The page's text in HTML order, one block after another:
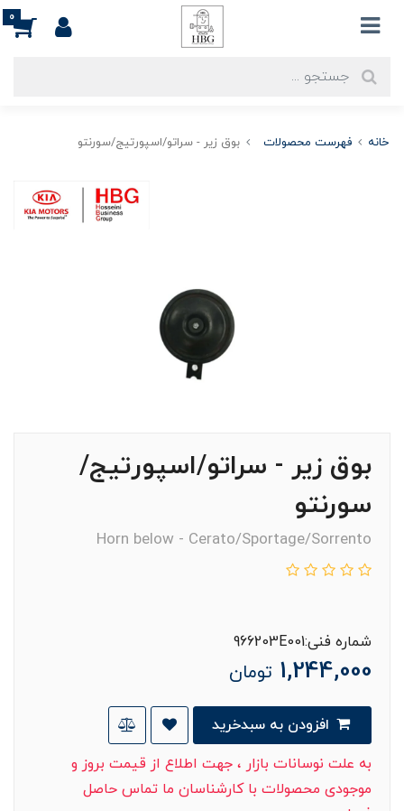
0
خانه فهرست محصولات بوق زیر - سراتو/اسپورتیج/سورنتو
بوق زیر - سراتو/اسپورتیج/
سورنتو
Horn below - Cerato/Sportage/Sorrento
شماره فنی:966203E001
1,244,000 تومان
به علت نوسانات بازار ، جهت اطلاع از قیمت بروز و
موجودی محصولات با کارشناسان ما تماس حاصل